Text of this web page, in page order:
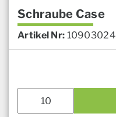
Schraube Case
Artikel Nr: 10903024